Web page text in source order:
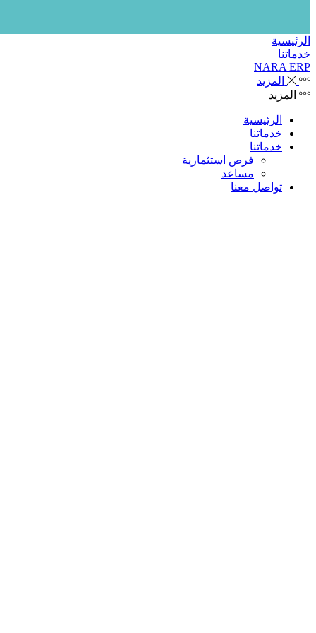
الرئيسية
خدماتنا
NARA ERP
المزيد
المزيد
الرئيسية
خدماتنا
خدماتنا
فرص استثمارية
مساعد
تواصل معنا